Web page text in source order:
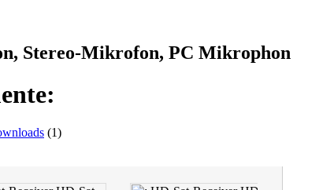
Stereo-Mikrofon, PC Mikrophon
(1)